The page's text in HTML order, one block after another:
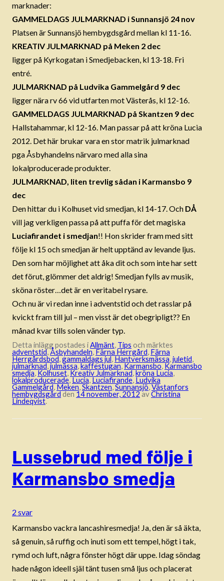
marknader:
GAMMELDAGS JULMARKNAD i Sunnansjö 24 nov
Platsen är Sunnansjö hembygdsgård mellan kl 11-16.
KREATIV JULMARKNAD på Meken 2 dec
ligger på Kyrkogatan i Smedjebacken, kl 13-18. Fri
entré.
JULMARKNAD på Ludvika Gammelgård 9 dec
ligger nära rv 66 vid utfarten mot Västerås, kl 12-16.
GAMMELDAGS JULMARKNAD på Skantzen 9 dec
Hallstahammar, kl 12-16. Man passar på att kröna Lucia
2012. Det här brukar vara en stor matrik julmarknad
pga Åsbyhandelns närvaro med alla sina
lokalproducerade produkter.
JULMARKNAD, liten trevlig sådan i Karmansbo 9
dec
Den hittar du i Kolhuset vid smedjan, kl 14-17. Och DÅ
vill jag verkligen passa på att puffa för det magiska
Luciafirandet i smedjan!! Hon skrider fram med sitt
följe kl 15 och smedjan är helt upptänd av levande ljus.
Den som har möjlighet att åka dit och som inte har sett
det förut, glömmer det aldrig! Smedjan fylls av musik,
sköna röster…det är en veritabel rysare.
Och nu är vi redan inne i adventstid och det rasslar på
kvickt fram till jul – men visst är det obegripligt?? En
månad kvar tills solen vänder typ.
Detta inlägg postades iAllmänt, Tips och märktes
adventstid,Åsbyhandeln,Färna Herrgård, Färna
Herrgårdsbod,gammaldags jul,Hantverksmässa,juletid,
julmarknad,julmässa,kaffestugan,Karmansbo,Karmansbo
smedja,Kolhuset,Kreativ Julmarknad,kröna Lucia,
lokalproducerade,Lucia,Luciafirande,Ludvika
Gammelgård,Meken,Skantzen,Sunnansjö,Västanfors
hembygdsgårdden14 november, 2012avChristina
Lindeqvist.
Lussebrud med följe i
Karmansbo smedja
2 svar
Karmansbo vackra lancashiresmedja! Ja, den är så äkta,
så genuin, så ruffig och inuti som ett tempel, högt i tak,
rymd och luft, några fönster högt där uppe. Idag söndag
hade någon ideell själ tänt tusen små ljus och placerat